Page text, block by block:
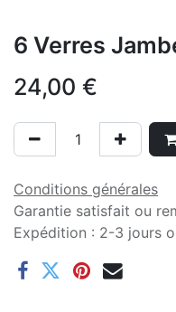
6 Verres
24,00 €
Conditions générales
Garantie satisfait ou
Expédition : 2-3 jours